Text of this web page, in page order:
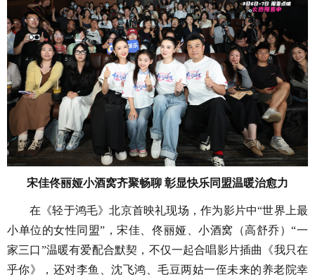
宋佳佟丽娅小酒窝齐聚畅聊 彰显快乐同盟温暖治愈力
在《轻于鸿毛》北京首映礼现场，作为影片中“世界上最
小单位的女性同盟”，宋佳、佟丽娅、小酒窝（高舒乔）“一
家三口”温暖有爱配合默契，不仅一起合唱影片插曲《我只在
乎你》，还对李鱼、沈飞鸿、毛豆两姑一侄未来的养老院幸